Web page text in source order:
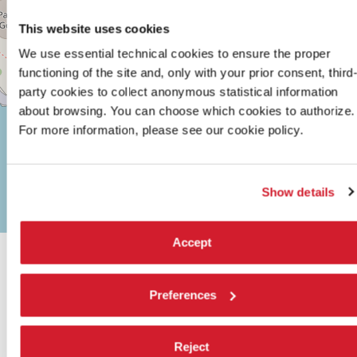
This website uses cookies
We use essential technical cookies to ensure the proper
functioning of the site and, only with your prior consent, third-
party cookies to collect anonymous statistical information
about browsing. You can choose which cookies to authorize.
For more information, please see our cookie policy.
Show details
Accept
Preferences
Reject